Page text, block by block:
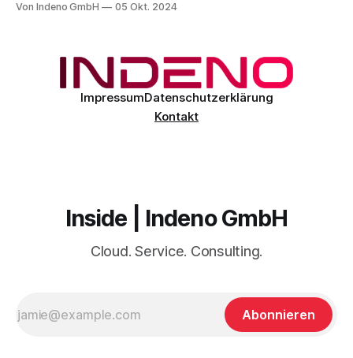
Azure-Nutzer erheblich verbessert. ExpressRoute Metro
Standorten innerhalb einer Stadt die Zuverlässigkeit privater
Netzwerkverbindungen zu Azure-Cloud-Diensten
Von Indeno GmbH 05 Okt. 2024
ImpressumDatenschutzerklärung
Kontakt
Inside | Indeno GmbH
Cloud. Service. Consulting.
Abonnieren